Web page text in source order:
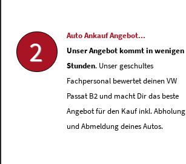
2
Auto Ankauf Angebot...
Unser Angebot kommt in wenigen
Stunden. Unser geschultes
Fachpersonal bewertet deinen VW
Passat B2 und macht Dir das beste
Angebot für den Kauf inkl. Abholung
und Abmeldung deines Autos.